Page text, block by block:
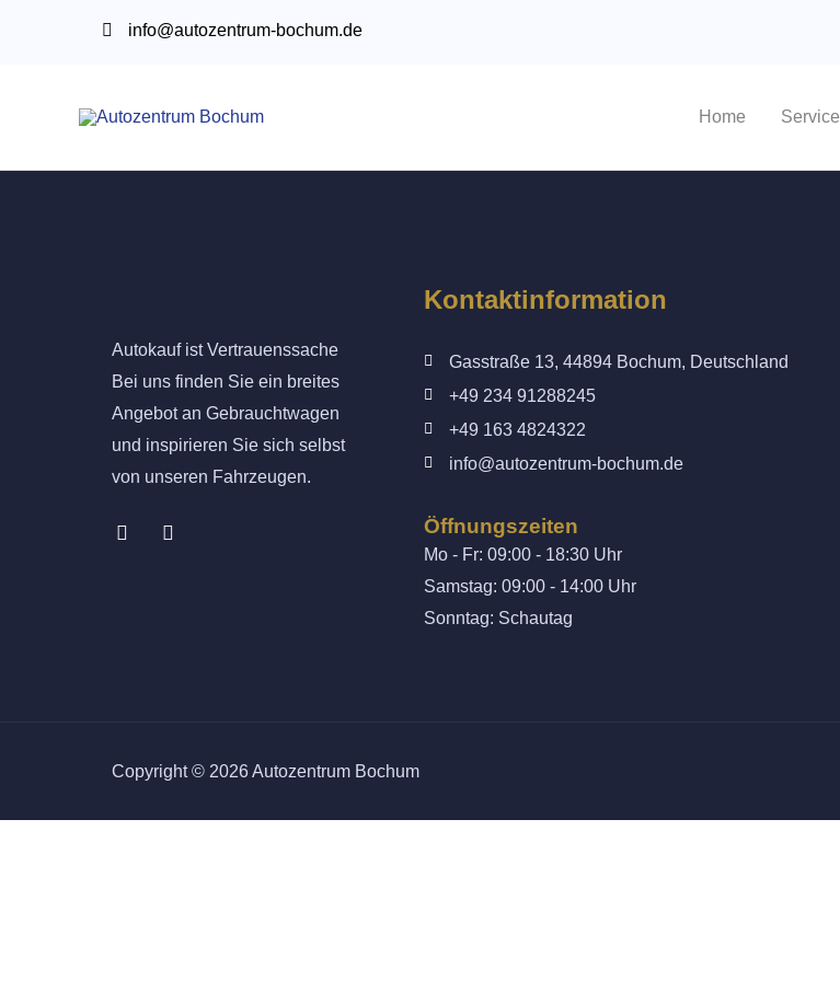
info@autozentrum-bochum.de
Home Service
Autokauf ist Vertrauenssache
Bei uns finden Sie ein breites
Angebot an Gebrauchtwagen
und inspirieren Sie sich selbst
von unseren Fahrzeugen.
Kontaktinformation
Gasstraße 13, 44894 Bochum, Deutschland
+49 234 91288245
+49 163 4824322
info@autozentrum-bochum.de
Öffnungszeiten
Mo - Fr: 09:00 - 18:30 Uhr
Samstag: 09:00 - 14:00 Uhr
Sonntag: Schautag
Copyright © 2026 Autozentrum Bochum